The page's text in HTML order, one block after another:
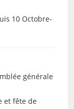
10 Octobre-
générale
et fête de